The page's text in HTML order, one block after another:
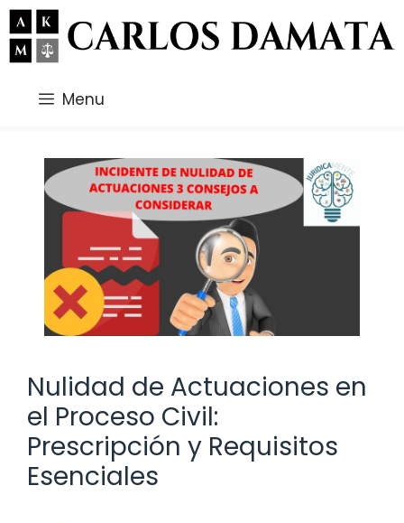
Saltar
al
contenido
Menu
Nulidad de Actuaciones en
el Proceso Civil:
Prescripción y Requisitos
Esenciales